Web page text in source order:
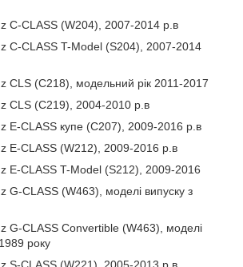
C-CLASS (W204), 2007-2014 р.в
C-CLASS T-Model (S204), 2007-2014
CLS (C218), модельний рік 2011-2017
CLS (C219), 2004-2010 р.в
E-CLASS купе (C207), 2009-2016 р.в
E-CLASS (W212), 2009-2016 р.в
E-CLASS T-Model (S212), 2009-2016
G-CLASS (W463), моделі випуску з
G-CLASS Convertible (W463), моделі
року
S-CLASS (W221), 2005-2013 р.в